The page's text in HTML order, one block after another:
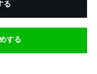
る
する